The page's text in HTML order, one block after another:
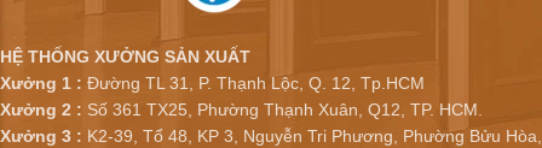
HỆ THỐNG XƯỞNG SẢN XUẤT
Xưởng 1 : Đường TL 31, P. Thạnh Lộc, Q. 12, Tp.HCM
Xưởng 2 : Số 361 TX25, Phường Thạnh Xuân, Q12, TP. HCM.
Xưởng 3 : K2-39, Tổ 48, KP 3, Nguyễn Tri Phương, Phường Bửu Hòa,